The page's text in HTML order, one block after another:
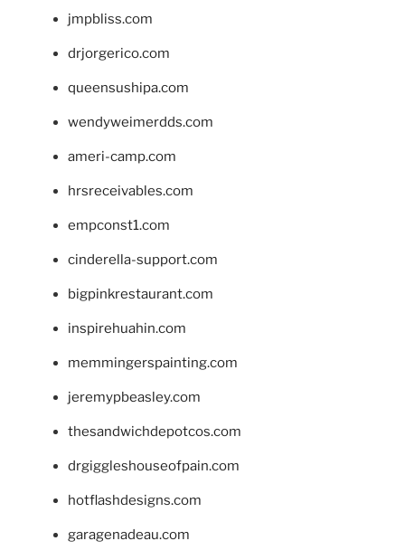
jmpbliss.com
drjorgerico.com
queensushipa.com
wendyweimerdds.com
ameri-camp.com
hrsreceivables.com
empconst1.com
cinderella-support.com
bigpinkrestaurant.com
inspirehuahin.com
memmingerspainting.com
jeremypbeasley.com
thesandwichdepotcos.com
drgiggleshouseofpain.com
hotflashdesigns.com
garagenadeau.com